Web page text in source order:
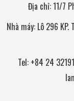
Địa chỉ: 11/7
Nhà máy: Lô 296 KP.
Tel: +84 24